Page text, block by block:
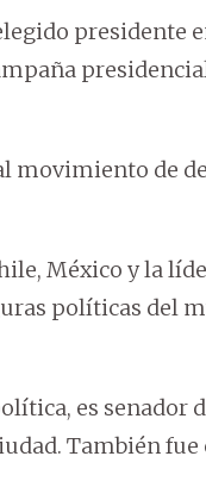
presidente
movimiento de
México y la
políticas del
es senador
También